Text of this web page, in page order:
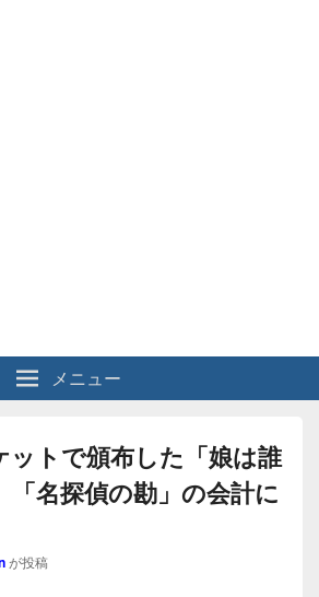
メニュー
ットで頒布した「娘は誰
「名探偵の勘」の会計に
が投稿